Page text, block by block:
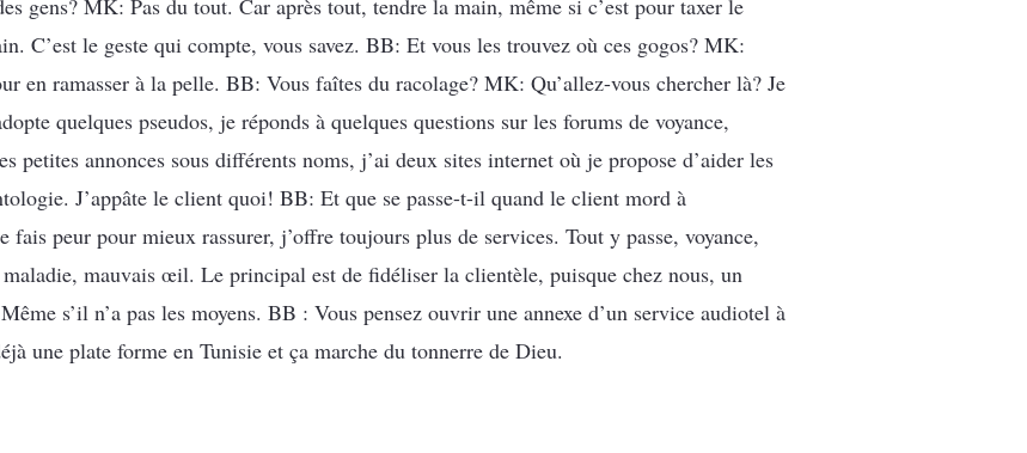
gens? MK: Pas du tout. Car après tout, tendre la main, même si c’est pour taxer le
C’est le geste qui compte, vous savez. BB: Et vous les trouvez où ces gogos? MK:
en ramasser à la pelle. BB: Vous faîtes du racolage? MK: Qu’allez-vous chercher là? Je
quelques pseudos, je réponds à quelques questions sur les forums de voyance,
petites annonces sous différents noms, j’ai deux sites internet où je propose d’aider les
J’appâte le client quoi! BB: Et que se passe-t-il quand le client mord à
fais peur pour mieux rassurer, j’offre toujours plus de services. Tout y passe, voyance,
mauvais œil. Le principal est de fidéliser la clientèle, puisque chez nous, un
s’il n’a pas les moyens. BB : Vous pensez ouvrir une annexe d’un service audiotel à
une plate forme en Tunisie et ça marche du tonnerre de Dieu.